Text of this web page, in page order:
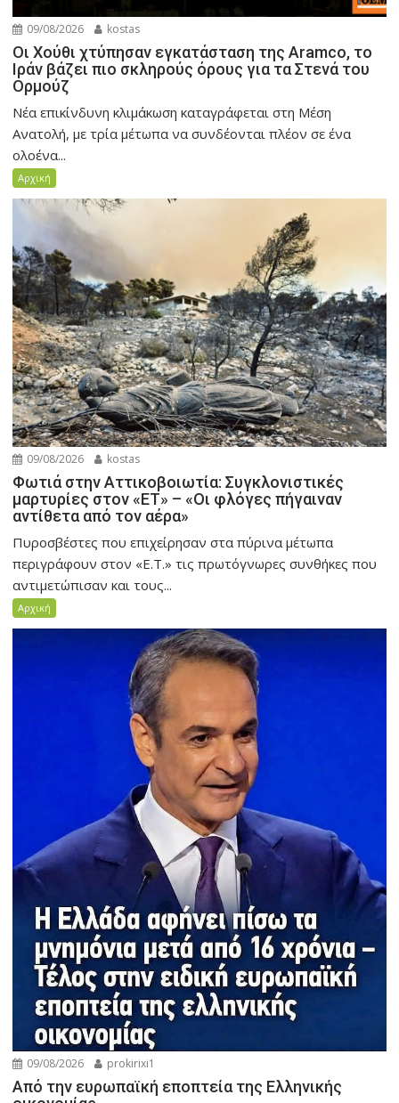
09/08/2026 kostas
Οι Χούθι χτύπησαν εγκατάσταση της Aramco, το
Ιράν βάζει πιο σκληρούς όρους για τα Στενά του
Ορμούζ
Νέα επικίνδυνη κλιμάκωση καταγράφεται στη Μέση
Ανατολή, με τρία μέτωπα να συνδέονται πλέον σε ένα
ολοένα...
Αρχική
09/08/2026 kostas
Φωτιά στην Αττικοβοιωτία: Συγκλονιστικές
μαρτυρίες στον «ΕΤ» – «Οι φλόγες πήγαιναν
αντίθετα από τον αέρα»
Πυροσβέστες που επιχείρησαν στα πύρινα μέτωπα
περιγράφουν στον «Ε.Τ.» τις πρωτόγνωρες συνθήκες που
αντιμετώπισαν και τους...
Αρχική
09/08/2026 prokirixi1
Από την ευρωπαϊκή εποπτεία της Ελληνικής